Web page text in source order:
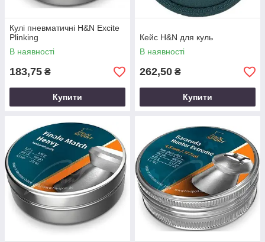
Кулі пневматичні H&N Excite
Plinking
В наявності
183,75 ₴
Купити
Кейс H&N для куль
В наявності
262,50 ₴
Купити